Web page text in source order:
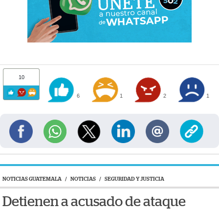
10
6 1 2 1
NOTICIAS GUATEMALA / NOTICIAS / SEGURIDAD Y JUSTICIA
Detienen a acusado de ataque